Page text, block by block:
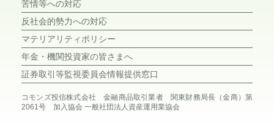
苦情等への対応
反社会的勢力への対応
マテリアリティポリシー
年金・機関投資家の皆さまへ
証券取引等監視委員会情報提供窓口
コモンズ投信株式会社 金融商品取引業者 関東財務局長（金商）第
2061号 加入協会 一般社団法人資産運用業協会